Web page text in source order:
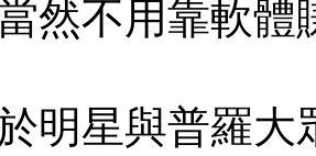
然不用靠軟
明星與普羅大